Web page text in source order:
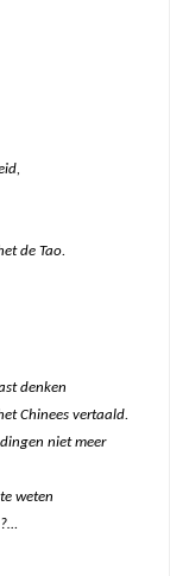
de Tao.
denken
Chinees vertaald.
niet meer
weten